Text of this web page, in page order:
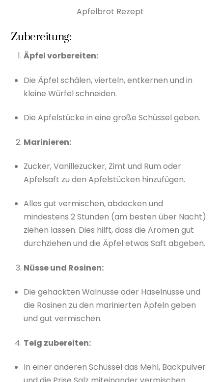
Apfelbrot Rezept
Zubereitung:
Äpfel vorbereiten:
Die Äpfel schälen, vierteln, entkernen und in
kleine Würfel schneiden.
Die Apfelstücke in eine große Schüssel geben.
Marinieren:
Zucker, Vanillezucker, Zimt und Rum oder
Apfelsaft zu den Apfelstücken hinzufügen.
Alles gut vermischen, abdecken und
mindestens 2 Stunden (am besten über Nacht)
ziehen lassen. Dies hilft, dass die Aromen gut
durchziehen und die Äpfel etwas Saft abgeben.
Nüsse und Rosinen:
Die gehackten Walnüsse oder Haselnüsse und
die Rosinen zu den marinierten Äpfeln geben
und gut vermischen.
Teig zubereiten:
In einer anderen Schüssel das Mehl, Backpulver